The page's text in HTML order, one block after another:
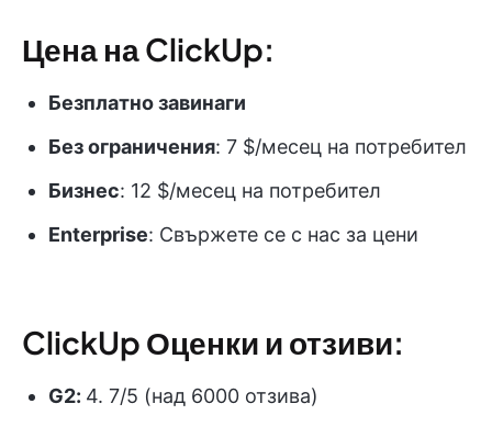
Цена на ClickUp:
Безплатно завинаги
Без ограничения: 7 $/месец на потребител
Бизнес: 12 $/месец на потребител
Enterprise: Свържете се с нас за цени
ClickUp Оценки и отзиви:
G2: 4. 7/5 (над 6000 отзива)